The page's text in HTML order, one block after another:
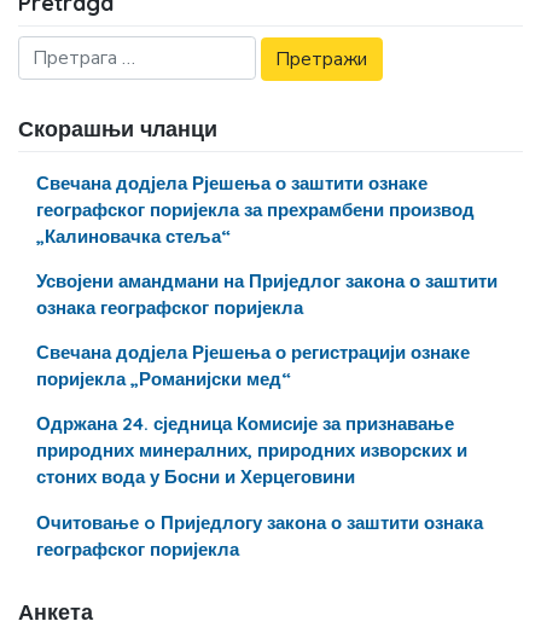
Скорашњи чланци
Свечана додјела Рјешења о заштити ознаке
географског поријекла за прехрамбени производ
„Калиновачка стеља“
Усвојени амандмани на Приједлог закона о заштити
ознака географског поријекла
Свечана додјела Рјешења о регистрацији ознаке
поријекла „Романијски мед“
Одржана 24. сједница Комисије за признавање
природних минералних, природних изворских и
стоних вода у Босни и Херцеговини
Очитовање o Приједлогу закона о заштити ознака
географског поријекла
Анкета